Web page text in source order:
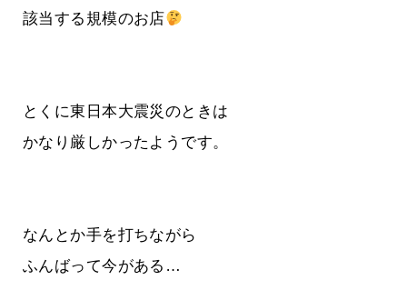
該当する規模のお店
とくに東日本大震災のときは
かなり厳しかったようです。
なんとか手を打ちながら
ふんばって今がある…